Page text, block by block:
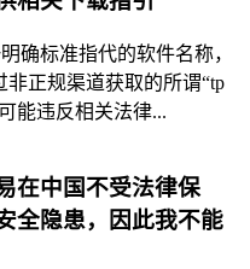
确标准指代的软件名称，
正规渠道获取的所谓“tp
能违反相关法律...
在中国不受法律保
全隐患，因此我不能